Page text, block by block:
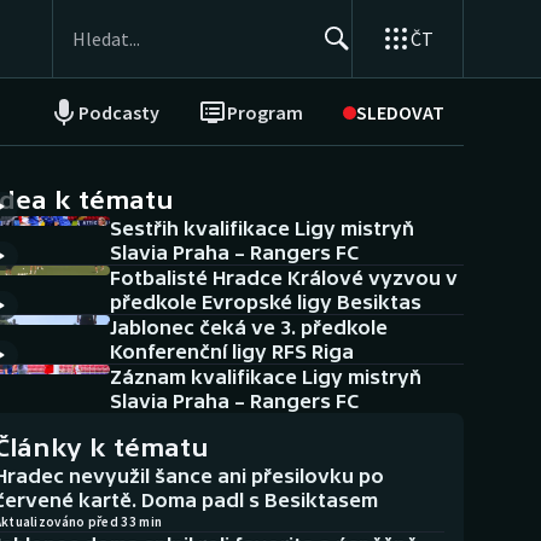
ČT
Podcasty Program SLEDOVAT
NEPŘEHLÉDNĚTE
Historické návraty
Aplikace ČT sport
AZ kvíz
k tématu
Sestřih kvalifikace Ligy mistryň
Slavia Praha – Rangers FC
Fotbalisté Hradce Králové vyzvou v
předkole Evropské ligy Besiktas
Jablonec čeká ve 3. předkole
Konferenční ligy RFS Riga
Záznam kvalifikace Ligy mistryň
Slavia Praha – Rangers FC
k tématu
nevyužil šance ani přesilovku po
kartě. Doma padl s Besiktasem
před 33 min